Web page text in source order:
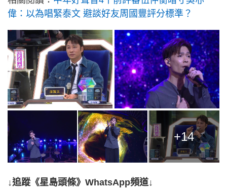
偉：以為唱緊泰文 避談好友周國豐評分標準？
+14
↓追蹤《星島頭條》WhatsApp頻道↓